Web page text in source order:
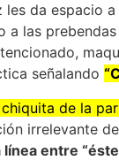
les da espacio
a las
señalando
de la
irrelevante
entre